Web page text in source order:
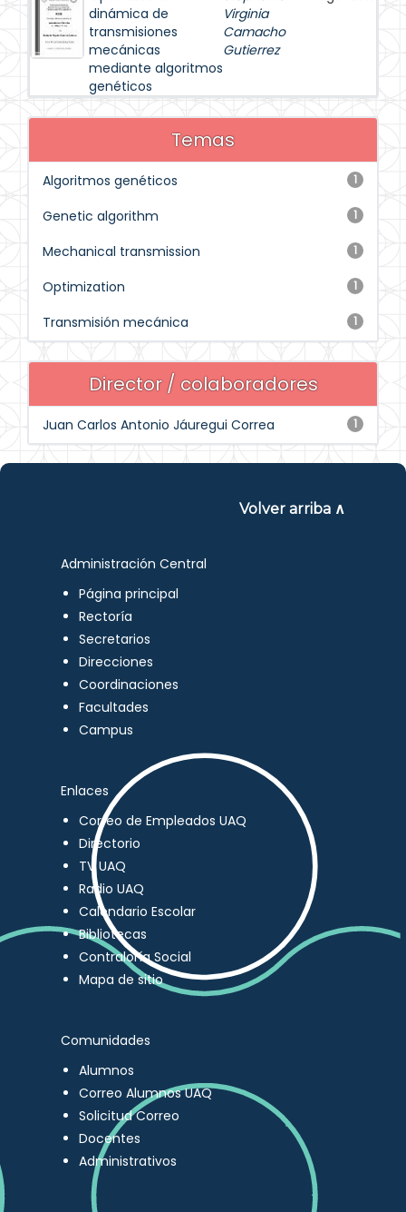
dinámica de
transmisiones
mecánicas
mediante algoritmos
genéticos
Virginia
Camacho
Gutierrez
Temas
1
Algoritmos genéticos
1
Genetic algorithm
1
Mechanical transmission
1
Optimization
1
Transmisión mecánica
Director / colaboradores
1
Juan Carlos Antonio Jáuregui Correa
Volver arriba ∧
Administración Central
Página principal
Rectoría
Secretarios
Direcciones
Coordinaciones
Facultades
Campus
Enlaces
Correo de Empleados UAQ
Directorio
TV UAQ
Radio UAQ
Calendario Escolar
Bibliotecas
Contraloría Social
Mapa de sitio
Comunidades
Alumnos
Correo Alumnos UAQ
Solicitud Correo
Docentes
Administrativos